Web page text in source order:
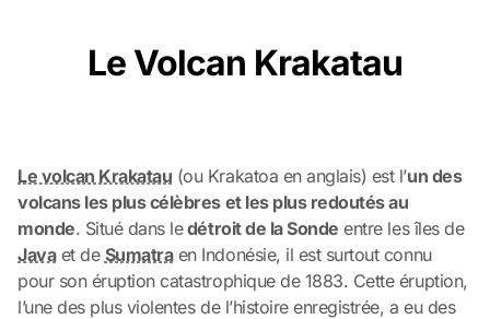
Le Volcan Krakatau
Le volcan Krakatau (ou Krakatoa en anglais) est l’un des
volcans les plus célèbres et les plus redoutés au
monde. Situé dans ledétroit de la Sonde entre les îles de
Javaet de Sumatraen Indonésie, il est surtout connu
pour son éruption catastrophique de 1883. Cette éruption,
l’une des plus violentes de l’histoire enregistrée, a eu des